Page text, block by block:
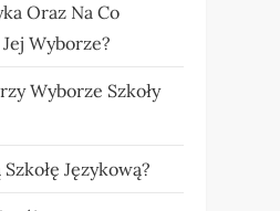
Oraz Na Co
Wyborze?
Wyborze Szkoły
Językową?